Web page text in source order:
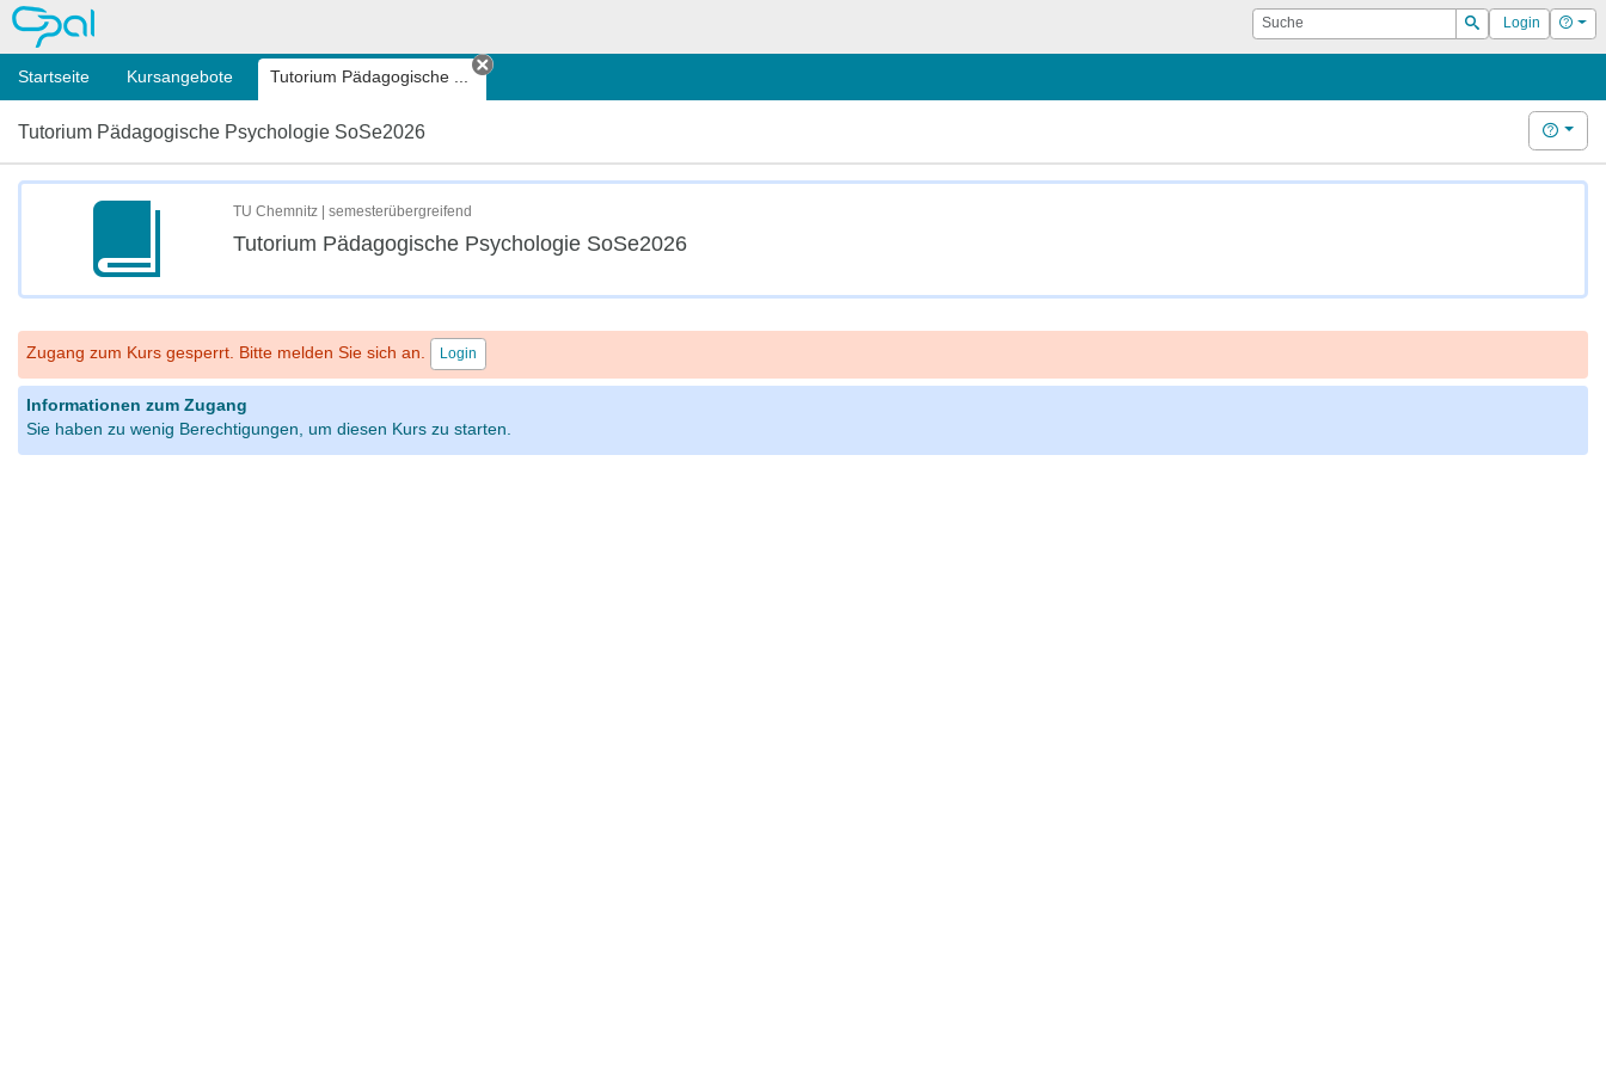
OPAL Suche
Suchen
Login Hilfe
Startseite Kursangebote Tutorium Pädagogische ...
Tab schließen
Tutorium Pädagogische Psychologie SoSe2026 Hilfe
TU Chemnitz | semesterübergreifend
Tutorium Pädagogische Psychologie SoSe2026
Zugang zum Kurs gesperrt. Bitte melden Sie sich an. Login
Informationen zum Zugang
Sie haben zu wenig Berechtigungen, um diesen Kurs zu starten.